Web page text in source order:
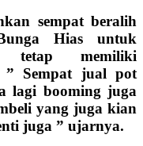
sempat beralih
Hias untuk
tetap memiliki
” Sempat jual pot
lagi booming juga
yang juga kian
juga ” ujarnya.